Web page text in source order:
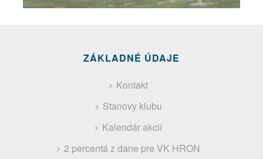
ZÁKLADNÉ ÚDAJE
Kontakt
Stanovy klubu
Kalendár akcií
2 percentá z dane pre VK HRON